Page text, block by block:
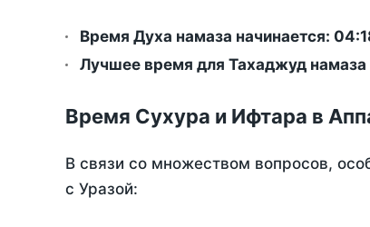
Время Духа намаза начинается:
Лучшее время для Тахаджуд
Время Сухура и Ифтара в
В связи со множеством вопросов,
с Уразой: